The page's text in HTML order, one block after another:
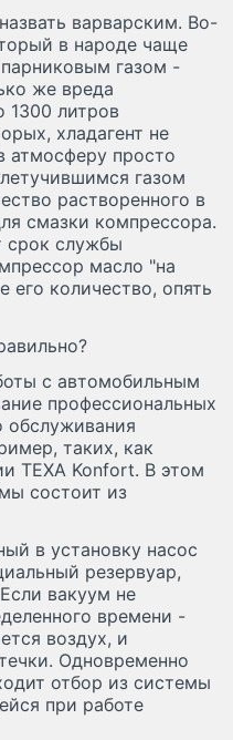
варварским. Во-
в народе чаще
газом -
же вреда
литров
хладагент не
атмосферу просто
газом
растворенного в
смазки компрессора.
срок службы
масло "на
его количество, опять
с автомобильным
профессиональных
обслуживания
таких, как
TEXA Konfort. В этом
состоит из
в установку насос
резервуар,
вакуум не
времени -
воздух, и
Одновременно
отбор из системы
при работе